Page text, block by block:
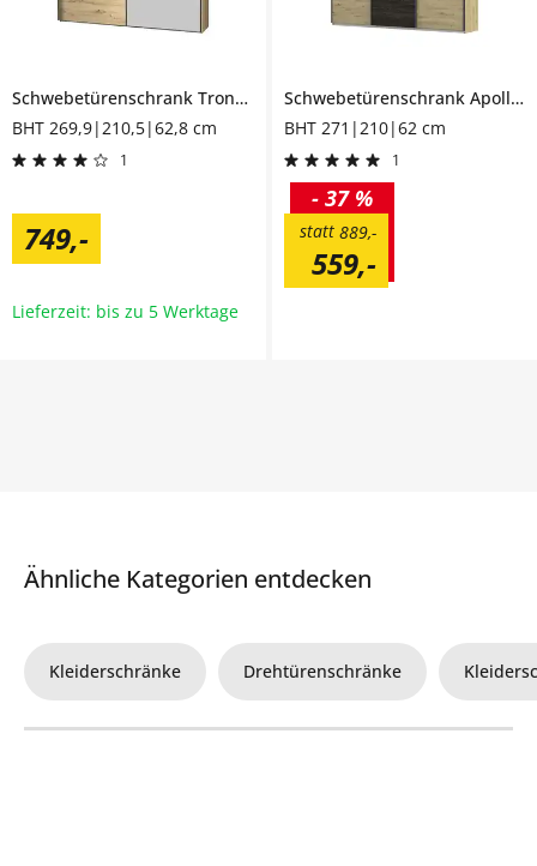
Schwebetürenschrank Trondheim
BHT 269,9|210,5|62,8 cm
1
749,-
Lieferzeit: bis zu 5 Werktage
Schwebetürenschrank Apollon
BHT 271|210|62 cm
1
559,-
889,-
statt
- 37 %
Ähnliche Kategorien entdecken
Kleiderschränke Drehtürenschränke